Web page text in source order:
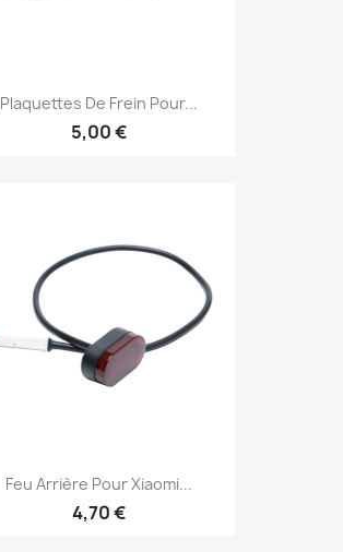
Plaquettes De Frein Pour...
5,00 €
Feu Arrière Pour Xiaomi...
4,70 €